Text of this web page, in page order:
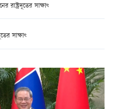
রাষ্ট্রদূতের সাক্ষাৎ
সাক্ষাৎ